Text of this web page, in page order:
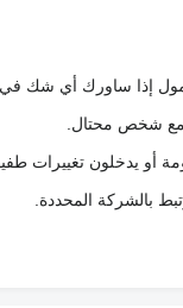
إذا ساورك أي شك في
مع شخص محتال.
أو يدخلون تغييرات
بالشركة المحددة.